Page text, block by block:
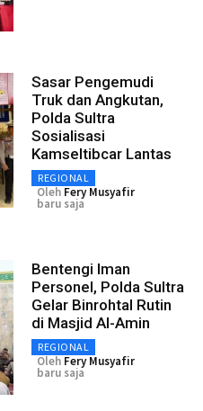
Sasar Pengemudi
Truk dan Angkutan,
Polda Sultra
Sosialisasi
Kamseltibcar Lantas
REGIONAL
Oleh Fery Musyafir
baru saja
Bentengi Iman
Personel, Polda Sultra
Gelar Binrohtal Rutin
di Masjid Al-Amin
REGIONAL
Oleh Fery Musyafir
baru saja